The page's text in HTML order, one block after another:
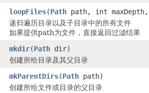
loopFiles(Path path, int maxDepth,
递归遍历目录以及子目录中的所有文件
如果提供path为文件，直接返回过滤结果
mkdir(Path dir)
创建所给目录及其父目录
mkParentDirs(Path path)
创建所给文件或目录的父目录